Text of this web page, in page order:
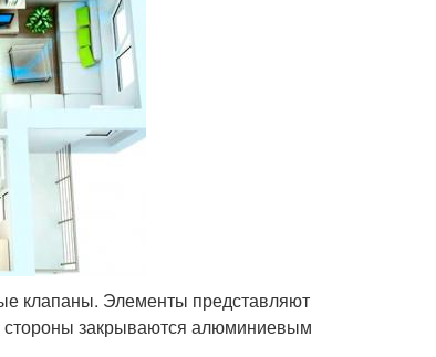
клапаны. Элементы представляют
стороны закрываются алюминиевым